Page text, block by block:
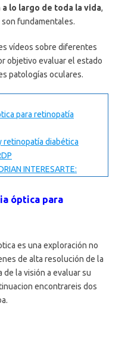
a lo largo de toda la vida,
fundamentales.
vídeos sobre diferentes
objetivo evaluar el estado
patologías oculares.
para retinopatía
retinopatía diabética
INTERESARTE:
óptica para
es una exploración no
de alta resolución de la
la visión a evaluar su
encontrareis dos